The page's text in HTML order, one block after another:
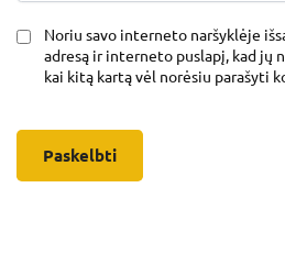
Noriu savo interneto naršyklėje
adresą ir interneto puslapį, kad jų
kai kitą kartą vėl norėsiu parašyti